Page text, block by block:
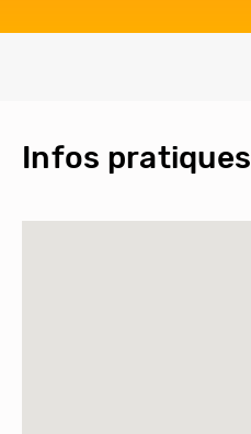
Infos pratiques